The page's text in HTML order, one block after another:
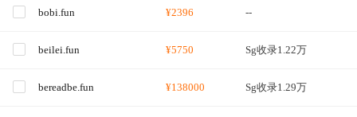
bobi.fun ¥2396 --
beilei.fun ¥5750 Sg收录1.22万
bereadbe.fun ¥138000 Sg收录1.29万